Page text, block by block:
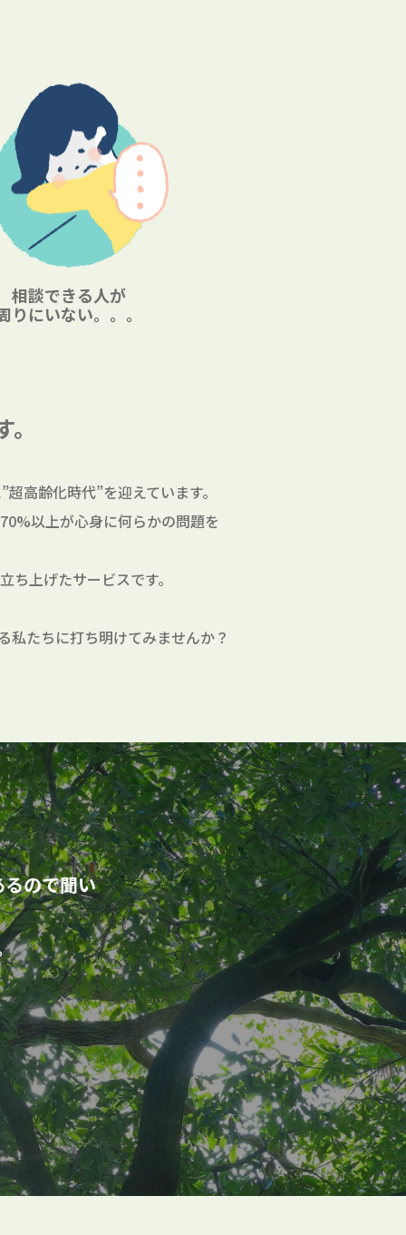
相談できる人が
りにいない。。。
高齢化時代”を迎えています。
以上が心身に何らかの問題を
上げたサービスです。
私たちに打ち明けてみませんか？
ので聞い